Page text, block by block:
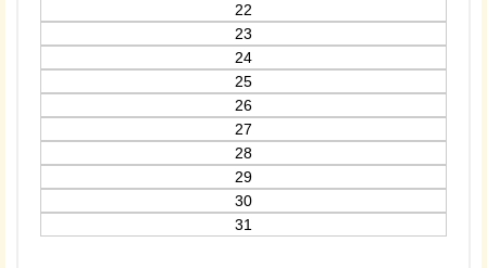
22
23
24
25
26
27
28
29
30
31